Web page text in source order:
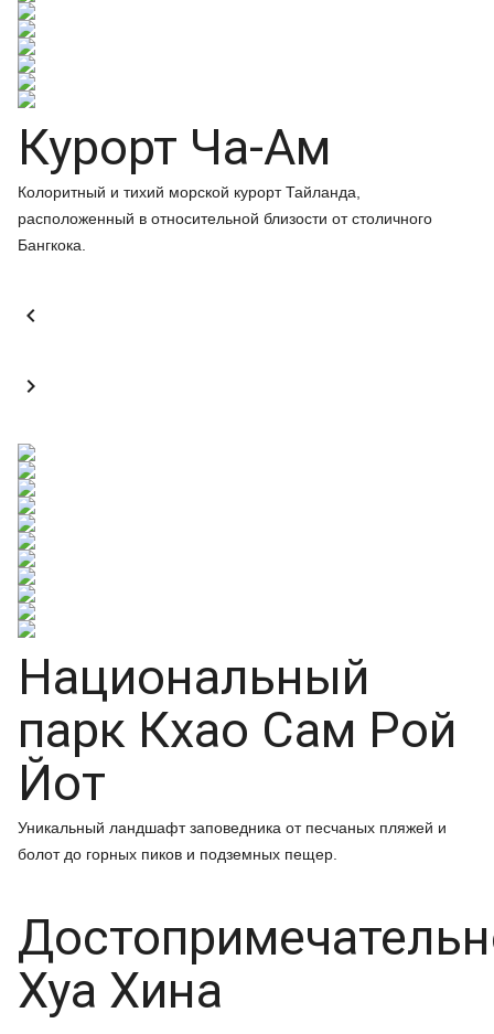
Курорт Ча-Ам
Колоритный и тихий морской курорт Тайланда,
расположенный в относительной близости от столичного
Бангкока.


Национальный
парк Кхао Сам Рой
Йот
Уникальный ландшафт заповедника от песчаных пляжей и
болот до горных пиков и подземных пещер.
Хуа Хина